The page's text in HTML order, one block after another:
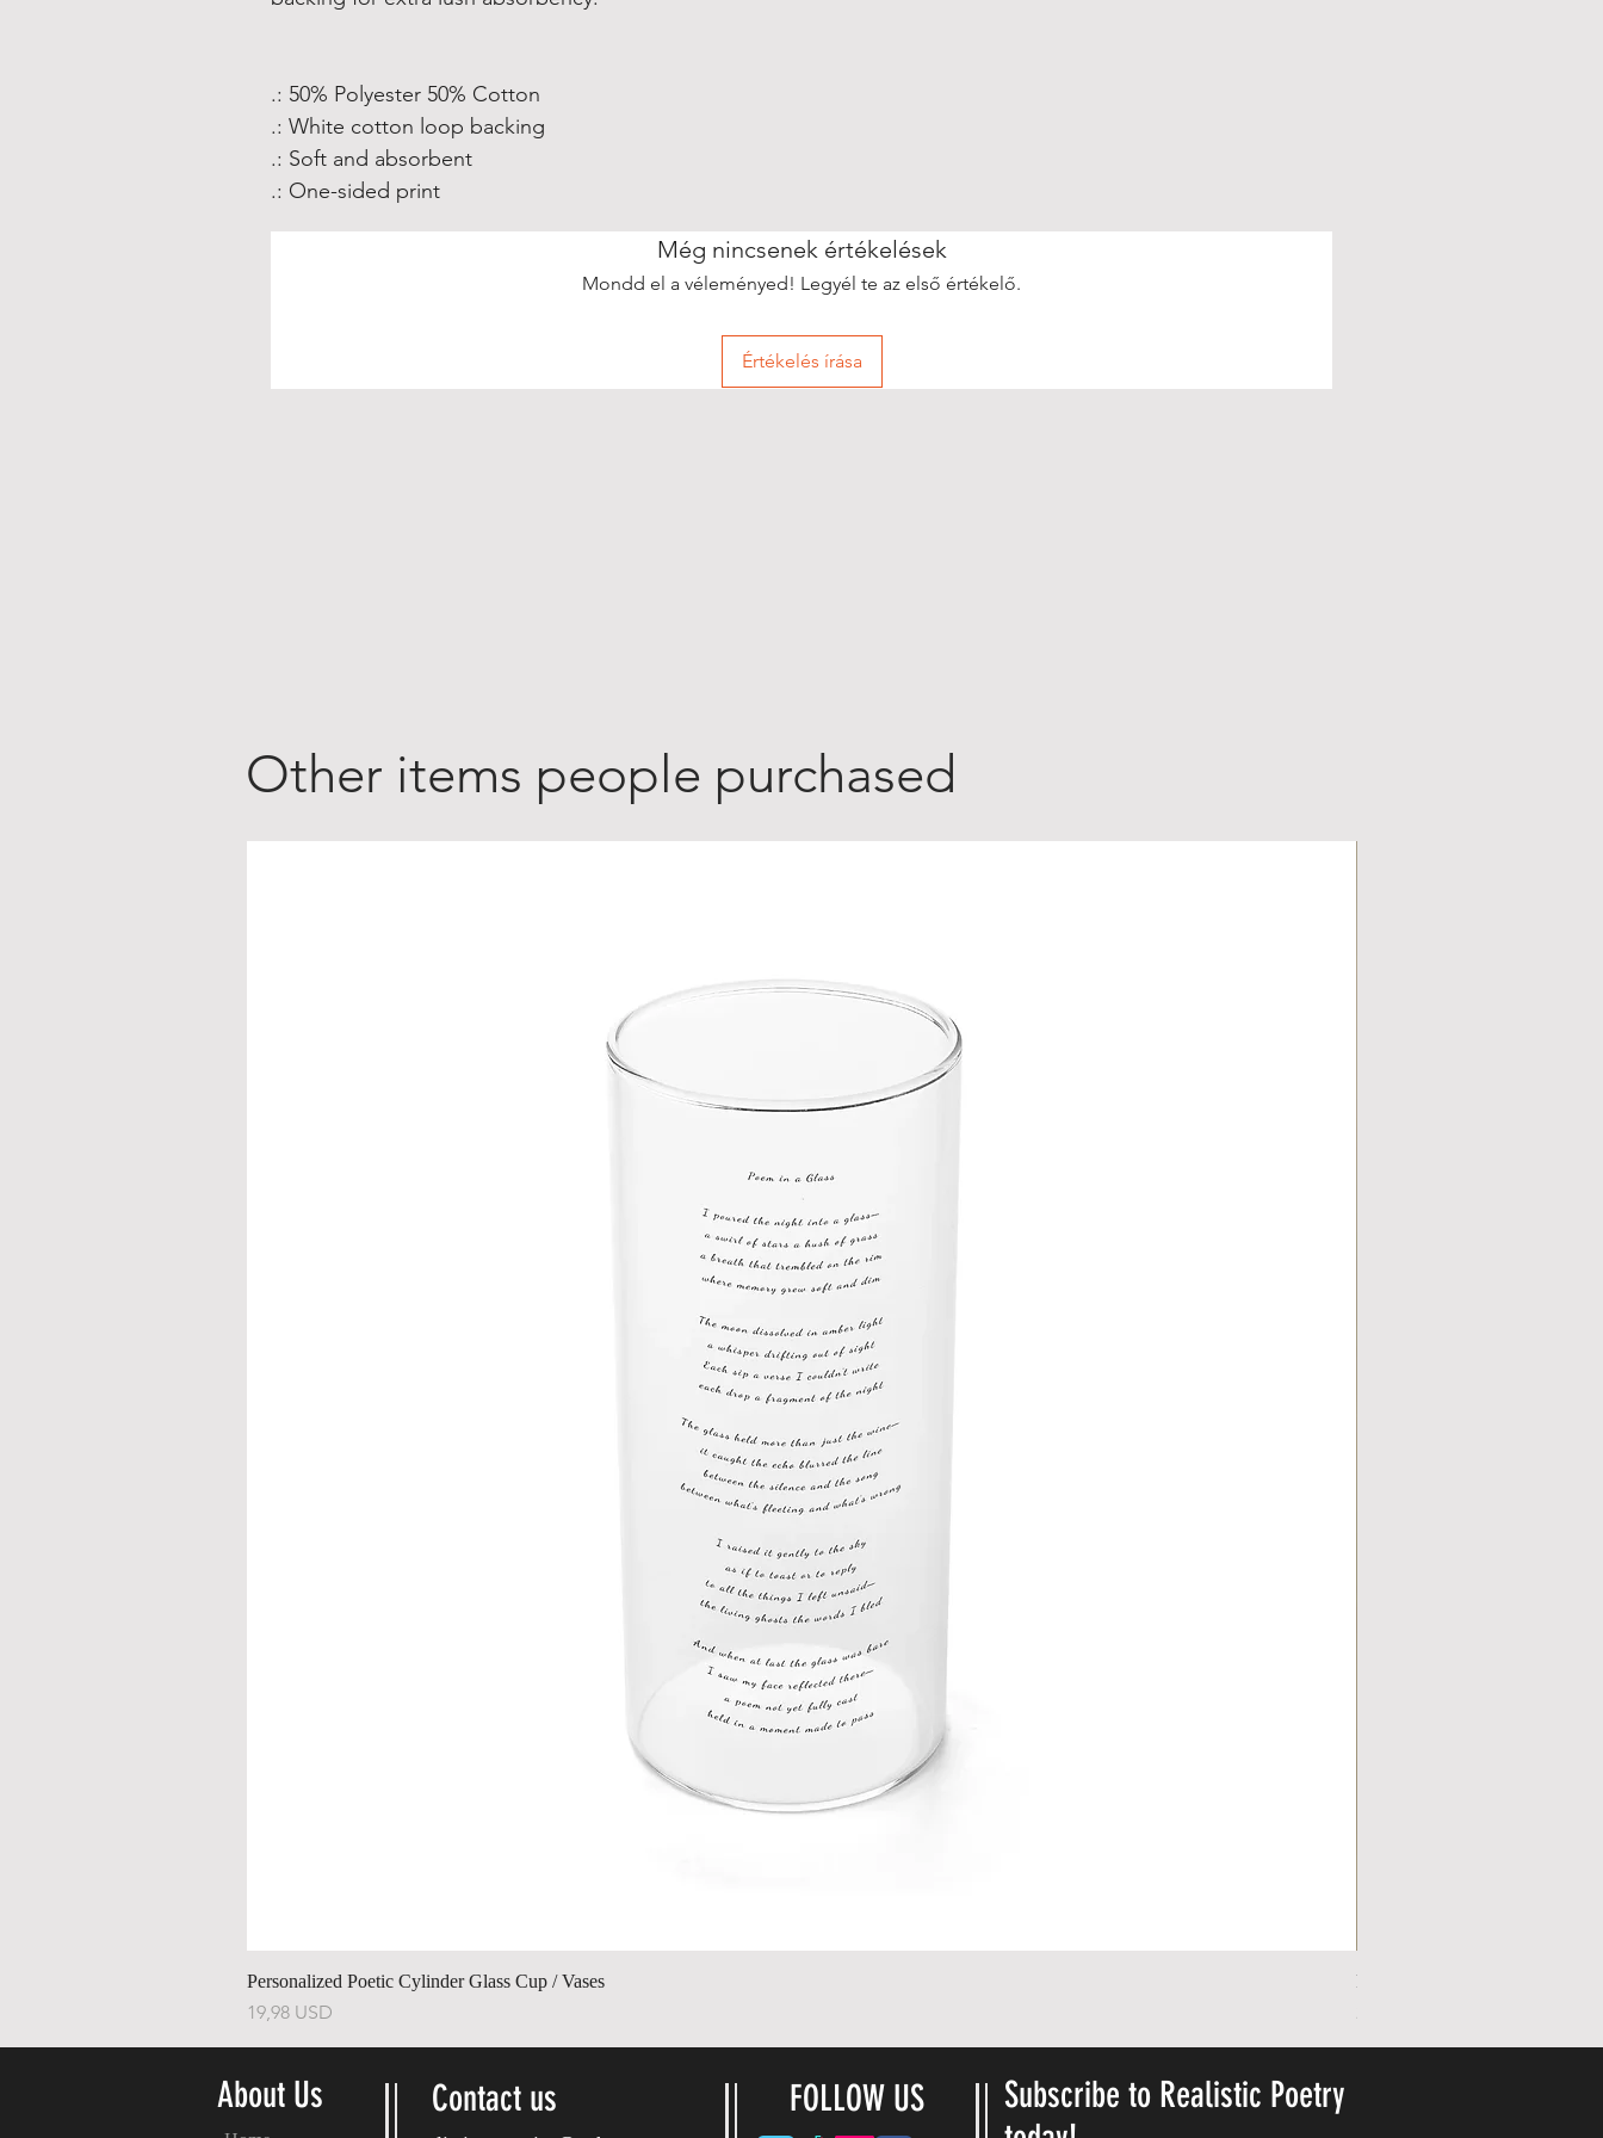
.: 50% Polyester 50% Cotton
.: White cotton loop backing
.: Soft and absorbent
.: One-sided print
Még nincsenek értékelések
Mondd el a véleményed! Legyél te az első értékelő.
Értékelés írása
Other items people purchased
Personalized Poetic Cylinder Glass Cup / Vases
Ár
19,98 USD
Personalized Cute Poetic Plush
23,78 USD
About Us Contact us FOLLOW US
Subscribe to Realistic Poetry